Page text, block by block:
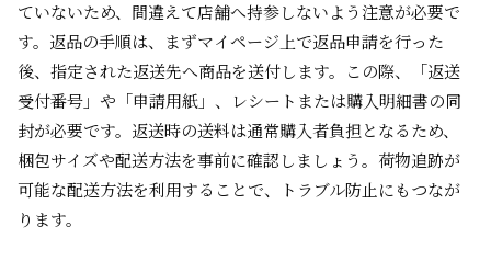
ていないため、間違えて店舗へ持参しないよう注意が必要で
す。返品の手順は、まずマイページ上で返品申請を行った
後、指定された返送先へ商品を送付します。この際、「返送
受付番号」や「申請用紙」、レシートまたは購入明細書の同
封が必要です。返送時の送料は通常購入者負担となるため、
梱包サイズや配送方法を事前に確認しましょう。荷物追跡が
可能な配送方法を利用することで、トラブル防止にもつなが
ります。